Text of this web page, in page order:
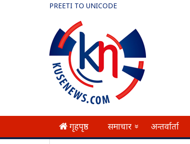
PREETI TO UNICODE
गृहपृष्ठ समाचार » अन्तर्वार्ता